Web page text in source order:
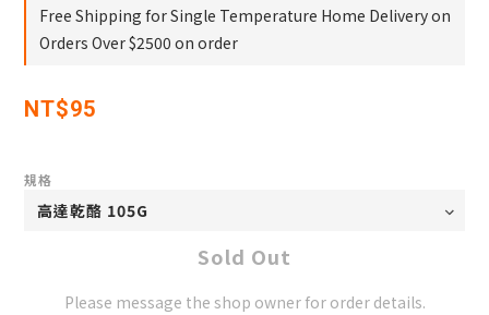
Free Shipping for Single Temperature Home Delivery on
Orders Over $2500 on order
NT$95
規格
Sold Out
Please message the shop owner for order details.